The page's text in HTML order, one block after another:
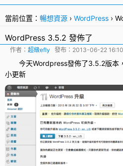
當前位置： 暢想資源 › WordPress ›
WordPress 3.5.2 發佈了
作者： 超級efly 發布： 2013-06-22 16:10
今天Wordpress發佈了3.5.2版本
小更新